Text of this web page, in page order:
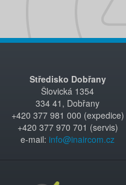
Středisko Dobřany
Šlovická 1354
334 41, Dobřany
+420 377 981 000 (expedice)
+420 377 970 701 (servis)
e-mail: info@inaircom.cz